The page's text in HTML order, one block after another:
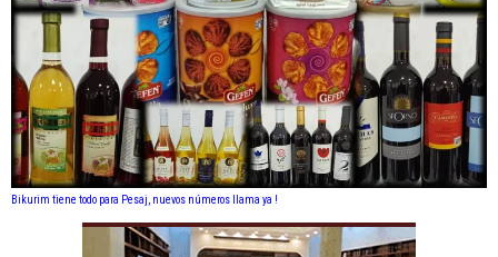
Bikurim tiene todo para Pesaj, nuevos números llama ya !